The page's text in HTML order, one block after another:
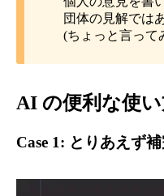
団体の見解では
(ちょっと言って
AI の便利な使
Case 1: とりあえず